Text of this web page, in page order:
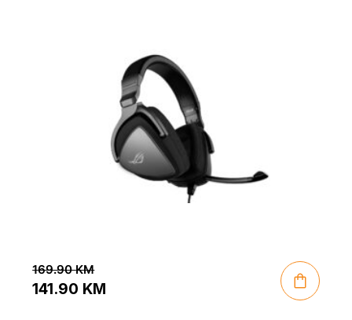
169.90KM
141.90 KM